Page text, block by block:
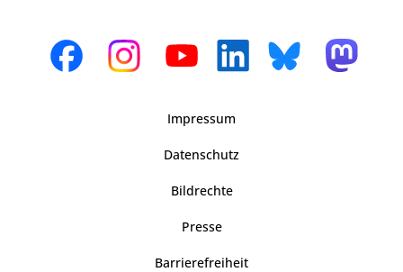
Impressum
Datenschutz
Bildrechte
Presse
Barrierefreiheit